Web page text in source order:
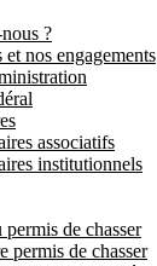
?
nos engagements
associatifs
institutionnels
de chasser
permis de chasser